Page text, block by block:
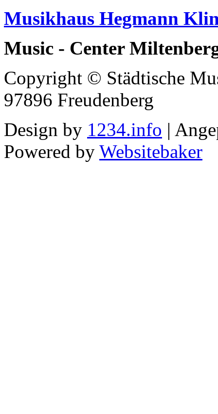
Musikhaus Hegmann
Music - Center
Copyright © Städtische
97896 Freudenberg
Design by 1234.info |
Powered by Websitebaker